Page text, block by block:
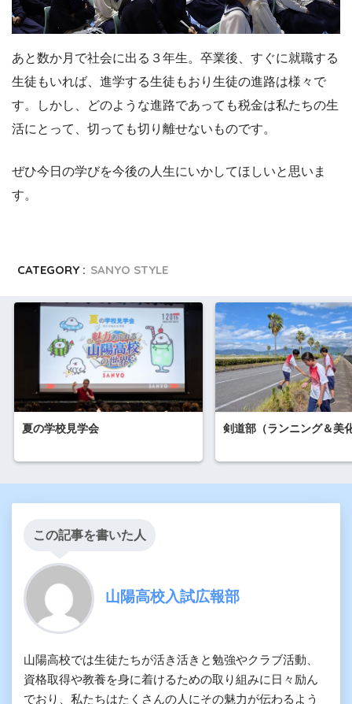
あと数か月で社会に出る３年生。卒業後、すぐに就職する
生徒もいれば、進学する生徒もおり生徒の進路は様々で
す。しかし、どのような進路であっても税金は私たちの生
活にとって、切っても切り離せないものです。
ぜひ今日の学びを今後の人生にいかしてほしいと思いま
す。
CATEGORY : SANYO STYLE
夏の学校見学会 剣道部（ランニング＆美
この記事を書いた人
山陽高校入試広報部
山陽高校では生徒たちが活き活きと勉強やクラブ活動、
資格取得や教養を身に着けるための取り組みに日々励ん
でおり、私たちはたくさんの人にその魅力が伝わるよう